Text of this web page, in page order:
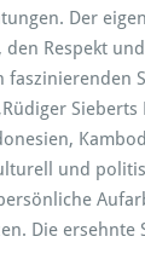
Der
Respekt
faszinierenden
und
Die ersehnte